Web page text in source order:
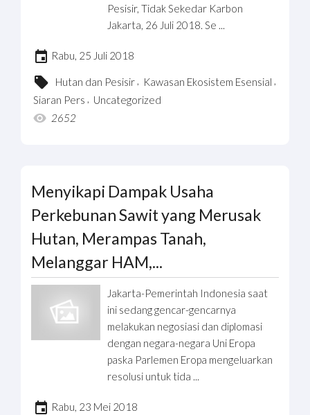
Pesisir, Tidak Sekedar Karbon
Jakarta, 26 Juli 2018. Se ...
Rabu, 25 Juli 2018
Hutan dan Pesisir , Kawasan Ekosistem Esensial ,
Siaran Pers , Uncategorized
2652
Menyikapi Dampak Usaha
Perkebunan Sawit yang Merusak
Hutan, Merampas Tanah,
Melanggar HAM,...
Jakarta-Pemerintah Indonesia saat
ini sedang gencar-gencarnya
melakukan negosiasi dan diplomasi
dengan negara-negara Uni Eropa
paska Parlemen Eropa mengeluarkan
resolusi untuk tida ...
Rabu, 23 Mei 2018